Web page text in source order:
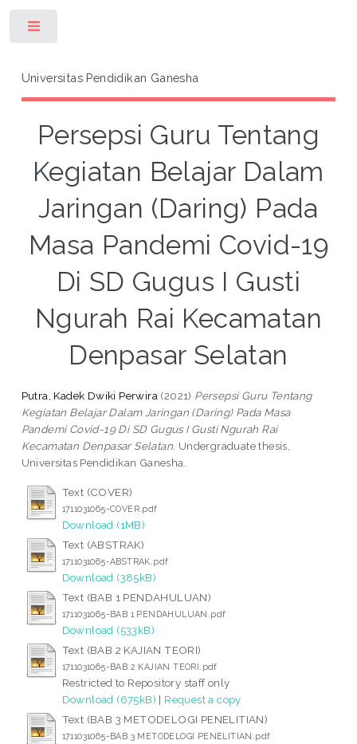
Universitas Pendidikan Ganesha
Persepsi Guru Tentang
Kegiatan Belajar Dalam
Jaringan (Daring) Pada
Masa Pandemi Covid-19
Di SD Gugus I Gusti
Ngurah Rai Kecamatan
Denpasar Selatan
Putra, Kadek Dwiki Perwira (2021) Persepsi Guru Tentang
Kegiatan Belajar Dalam Jaringan (Daring) Pada Masa
Pandemi Covid-19 Di SD Gugus I Gusti Ngurah Rai
Kecamatan Denpasar Selatan. Undergraduate thesis,
Universitas Pendidikan Ganesha.
Text (COVER)
1711031065-COVER.pdf
Download (1MB)
Text (ABSTRAK)
1711031065-ABSTRAK.pdf
Download (385kB)
Text (BAB 1 PENDAHULUAN)
1711031065-BAB 1 PENDAHULUAN.pdf
Download (533kB)
Text (BAB 2 KAJIAN TEORI)
1711031065-BAB 2 KAJIAN TEORI.pdf
Restricted to Repository staff only
Download (675kB) | Request a copy
Text (BAB 3 METODELOGI PENELITIAN)
1711031065-BAB 3 METODELOGI PENELITIAN.pdf